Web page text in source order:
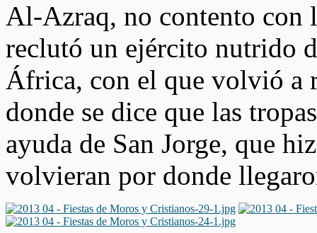
Al-Azraq, no contento con
reclutó un ejército nutrido
África, con el que volvió a
donde se dice que las
ayuda de San Jorge, que
volvieran por donde